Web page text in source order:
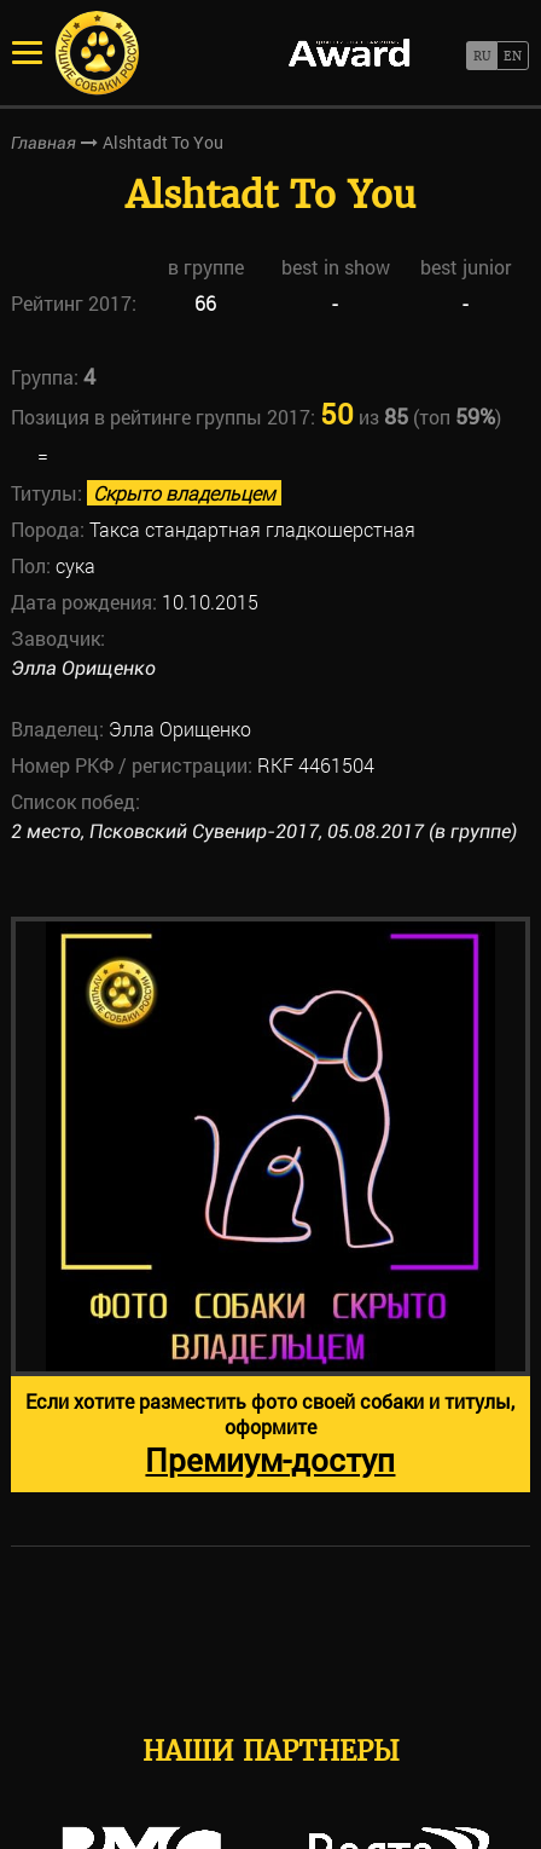
Главная Alshtadt To You
Alshtadt To You
в группе best in show
best junior
Рейтинг 2017:
66 - -
Группа: 4
Позиция в рейтинге группы 2017: 50из 85(топ 59%)
=
Титулы: Скрыто владельцем
Порода: Такса стандартная гладкошерстная
Пол: сука
Дата рождения: 10.10.2015
Заводчик:
Элла Орищенко
Владелец: Элла Орищенко
Номер РКФ / регистрации: RKF 4461504
Список побед:
2 место, Псковский Сувенир-2017, 05.08.2017 (в группе)
Если хотите разместить фото своей собаки и титулы,
оформите
Премиум-доступ
НАШИ ПАРТНЕРЫ